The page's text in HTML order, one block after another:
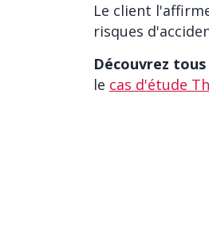
Le client
risques
Découvrez
le cas d'étude